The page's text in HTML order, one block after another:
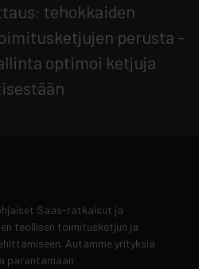
tehokkaiden
perusta -
optimoi ketjuja
Saas-ratkaisut ja
teollisen toimitusketjun ja
Autamme yrityksiä
parantamaan